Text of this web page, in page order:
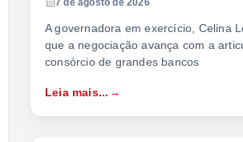
7 de agosto de 2026
A governadora em exercício, Celina
que a negociação avança com a
consórcio de grandes bancos
Leia mais...